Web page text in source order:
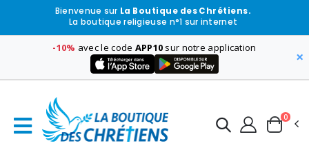
Bienvenue sur La Boutique des Chrétiens.
La boutique religieuse n°1 sur internet
-10% avec le code APP10 sur notre application
×
0